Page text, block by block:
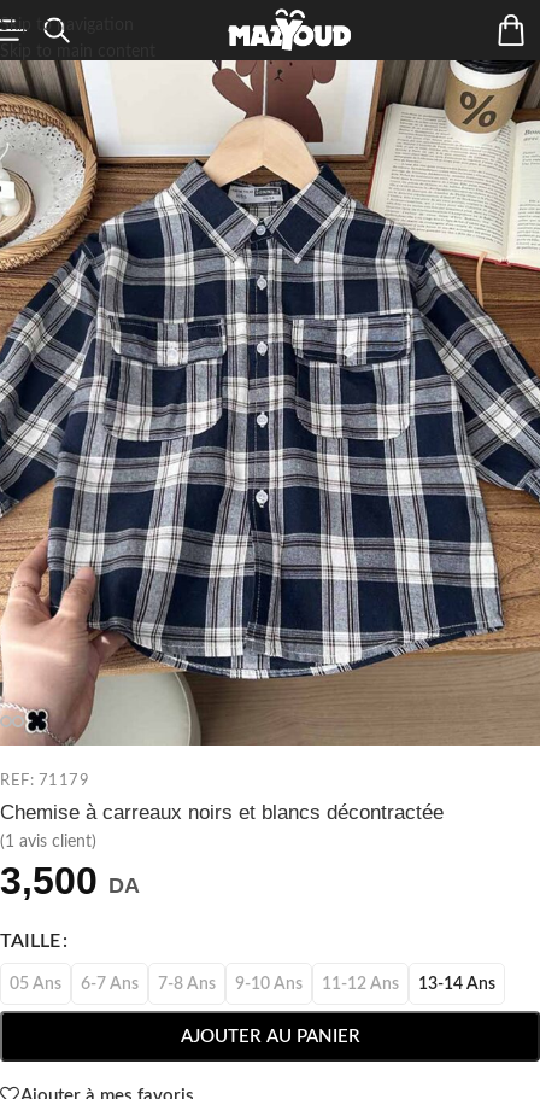
Skip to navigation
REF: 71179
Chemise à carreaux noirs et blancs décontractée
(1 avis client)
3,500 DA
TAILLE
05 Ans 6-7 Ans 7-8 Ans 9-10 Ans 11-12 Ans 13-14 Ans
AJOUTER AU PANIER